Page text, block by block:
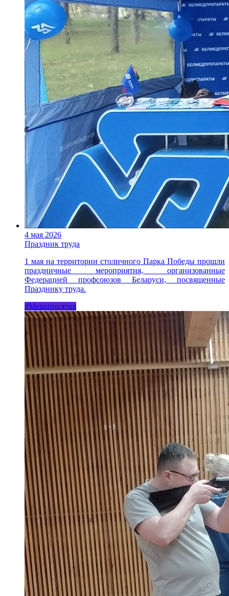
4 мая 2026
Праздник труда
1 мая на территории столичного Парка Победы прошли
праздничные мероприятия, организованные
Федерацией профсоюзов Беларуси, посвященные
Празднику труда.
#Мероприятия